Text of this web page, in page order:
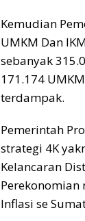
Kemudian
UMKM Dan
sebanyak
171.174
terdampak.
Pemerintah
strategi 4K
Kelancaran
Perekonomian
Inflasi se